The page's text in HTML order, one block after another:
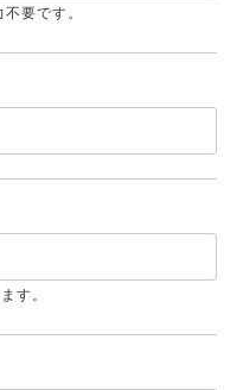
要です。
す。